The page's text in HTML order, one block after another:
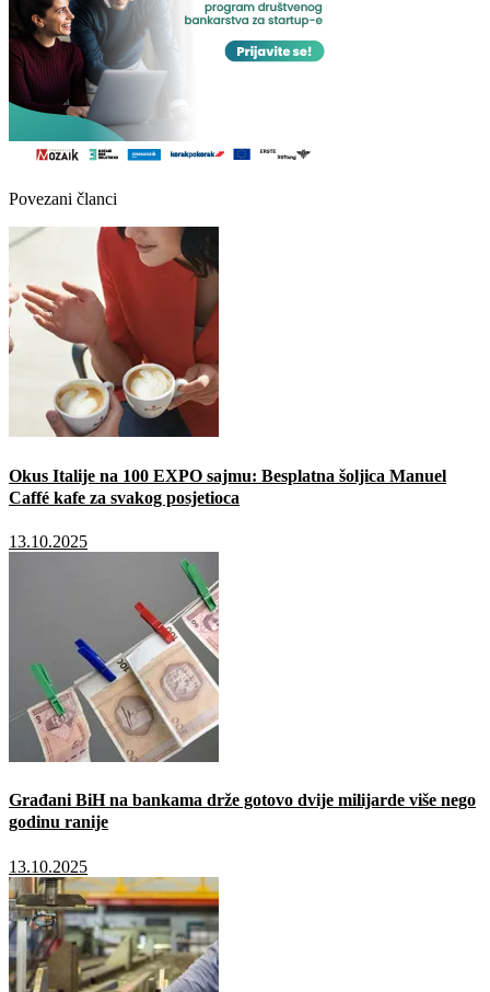
Povezani članci
Okus Italije na 100 EXPO sajmu: Besplatna šoljica Manuel
Caffé kafe za svakog posjetioca
13.10.2025
Građani BiH na bankama drže gotovo dvije milijarde više nego
godinu ranije
13.10.2025